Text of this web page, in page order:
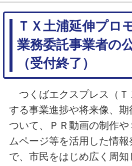
ＴＸ土浦延伸プロ
業務委託事業者の
（受付終了）
つくばエクスプレス（Ｔ
する事業進捗や将来像、
ついて、ＰＲ動画の制作
ムページ等を活用した情報
で、市民をはじめ広く周